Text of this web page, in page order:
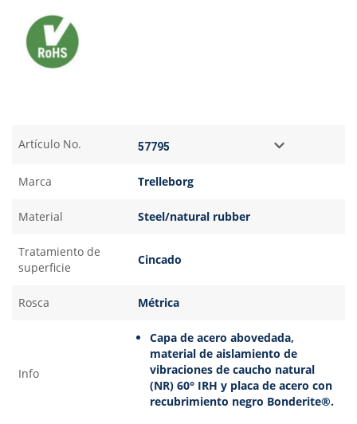
Artículo No.
Marca Trelleborg
Material Steel/natural rubber
Tratamiento de
superficie
Cincado
Rosca Métrica
Info
Capa de acero abovedada,
material de aislamiento de
vibraciones de caucho natural
(NR) 60° IRH y placa de acero con
recubrimiento negro Bonderite®.